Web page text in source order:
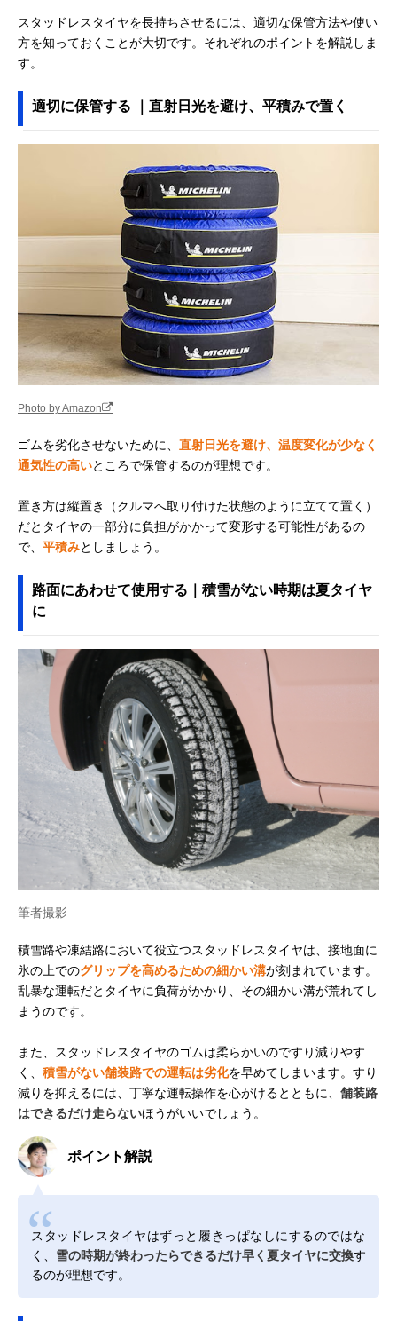
スタッドレスタイヤを長持ちさせるには、適切な保管方法や使い
方を知っておくことが大切です。それぞれのポイントを解説しま
す。
適切に保管する ｜直射日光を避け、平積みで置く
Photo by Amazon
ゴムを劣化させないために、 直射日光を避け、温度変化が少なく
通気性の高いところで保管するのが理想です。
置き方は縦置き（クルマへ取り付けた状態のように立てて置く）
だとタイヤの一部分に負担がかかって変形する可能性があるの
で、 平積みとしましょう。
路面にあわせて使用する｜積雪がない時期は夏タイヤ
に
筆者撮影
積雪路や凍結路において役立つスタッドレスタイヤは、接地面に
氷の上でのグリップを高めるための細かい溝が刻まれています。
乱暴な運転だとタイヤに負荷がかかり、その細かい溝が荒れてし
まうのです。
また、スタッドレスタイヤのゴムは柔らかいのですり減りやす
く、 積雪がない舗装路での運転は劣化を早めてしまいます。すり
減りを抑えるには、丁寧な運転操作を心がけるとともに、 舗装路
はできるだけ走らないほうがいいでしょう。
ポイント解説
スタッドレスタイヤはずっと履きっぱなしにするのではな
く、 雪の時期が終わったらできるだけ早く夏タイヤに交換す
るのが理想です。